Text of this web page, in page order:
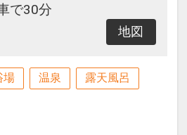
で30分
地図
場 温泉 露天風呂